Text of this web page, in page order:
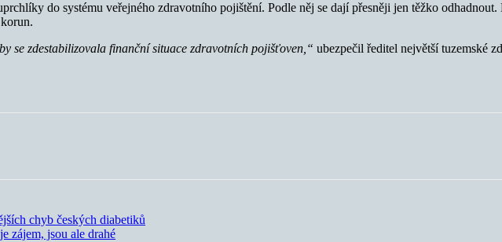
do systému veřejného zdravotního pojištění. Podle něj se dají přesněji jen těžko
se zdestabilizovala finanční situace zdravotních pojišťoven,“ ubezpečil ředitel největší tuzemské
chyb českých diabetiků
zájem, jsou ale drahé